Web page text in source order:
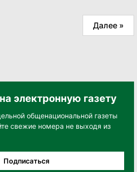
Далее »
электронную газету
общенациональной газеты
свежие номера не выходя из
Подписаться